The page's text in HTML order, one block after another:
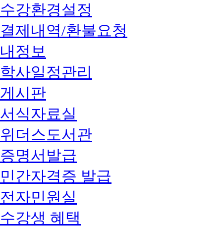
수강환경설정
결제내역/환불요청
내정보
학사일정관리
게시판
서식자료실
위더스도서관
증명서발급
민간자격증 발급
전자민원실
수강생 혜택